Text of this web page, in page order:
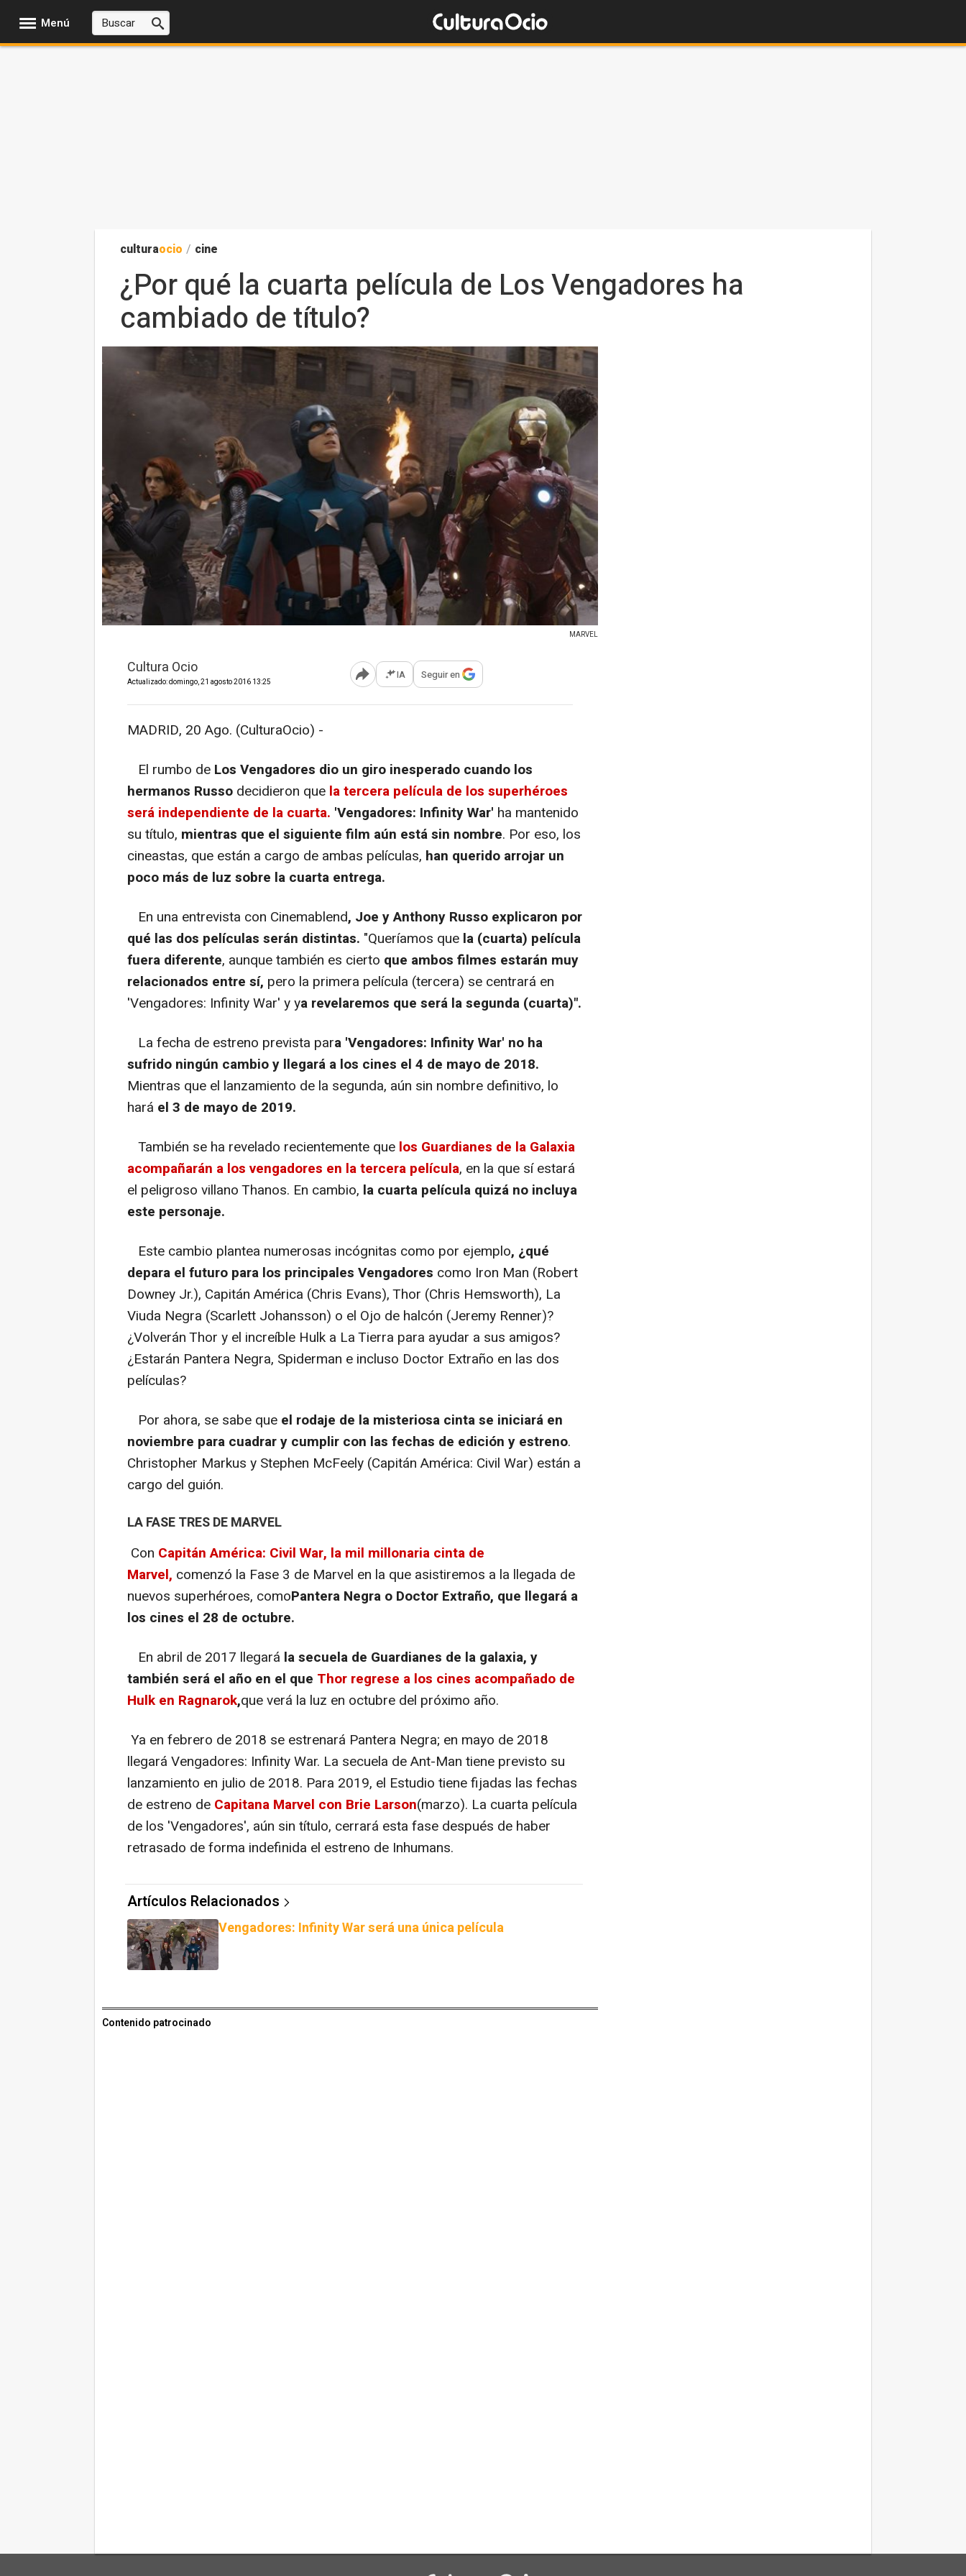
Menú
culturaocio / cine
¿Por qué la cuarta película de Los Vengadores ha
cambiado de título?
MARVEL
Cultura Ocio
Actualizado: domingo, 21 agosto 2016 13:25 Abrir opciones para compartir
IA Seguir en
MADRID, 20 Ago. (CulturaOcio) -
El rumbo de Los Vengadores dio un giro inesperado cuando los
hermanos Russo decidieron que la tercera película de los superhéroes
será independiente de la cuarta. 'Vengadores: Infinity War' ha mantenido
su título, mientras que el siguiente film aún está sin nombre. Por eso, los
cineastas, que están a cargo de ambas películas, han querido arrojar un
poco más de luz sobre la cuarta entrega.
En una entrevista con Cinemablend, Joe y Anthony Russo explicaron por
qué las dos películas serán distintas. "Queríamos que la (cuarta) película
fuera diferente, aunque también es cierto que ambos filmes estarán muy
relacionados entre sí, pero la primera película (tercera) se centrará en
'Vengadores: Infinity War' y ya revelaremos que será la segunda (cuarta)".
La fecha de estreno prevista para 'Vengadores: Infinity War' no ha
sufrido ningún cambio y llegará a los cines el 4 de mayo de 2018.
Mientras que el lanzamiento de la segunda, aún sin nombre definitivo, lo
hará el 3 de mayo de 2019.
También se ha revelado recientemente que los Guardianes de la Galaxia
acompañarán a los vengadores en la tercera película, en la que sí estará
el peligroso villano Thanos. En cambio, la cuarta película quizá no incluya
este personaje.
Este cambio plantea numerosas incógnitas como por ejemplo, ¿qué
depara el futuro para los principales Vengadores como Iron Man (Robert
Downey Jr.), Capitán América (Chris Evans), Thor (Chris Hemsworth), La
Viuda Negra (Scarlett Johansson) o el Ojo de halcón (Jeremy Renner)?
¿Volverán Thor y el increíble Hulk a La Tierra para ayudar a sus amigos?
¿Estarán Pantera Negra, Spiderman e incluso Doctor Extraño en las dos
películas?
Por ahora, se sabe que el rodaje de la misteriosa cinta se iniciará en
noviembre para cuadrar y cumplir con las fechas de edición y estreno.
Christopher Markus y Stephen McFeely (Capitán América: Civil War) están a
cargo del guión.
LA FASE TRES DE MARVEL
Con Capitán América: Civil War, la mil millonaria cinta de
Marvel, comenzó la Fase 3 de Marvel en la que asistiremos a la llegada de
nuevos superhéroes, comoPantera Negra o Doctor Extraño, que llegará a
los cines el 28 de octubre.
En abril de 2017 llegará la secuela de Guardianes de la galaxia, y
también será el año en el que Thor regrese a los cines acompañado de
Hulk en Ragnarok,que verá la luz en octubre del próximo año.
Ya en febrero de 2018 se estrenará Pantera Negra; en mayo de 2018
llegará Vengadores: Infinity War. La secuela de Ant-Man tiene previsto su
lanzamiento en julio de 2018. Para 2019, el Estudio tiene fijadas las fechas
de estreno de Capitana Marvel con Brie Larson(marzo). La cuarta película
de los 'Vengadores', aún sin título, cerrará esta fase después de haber
retrasado de forma indefinida el estreno de Inhumans.
Artículos Relacionados
Vengadores: Infinity War será una única película
Contenido patrocinado